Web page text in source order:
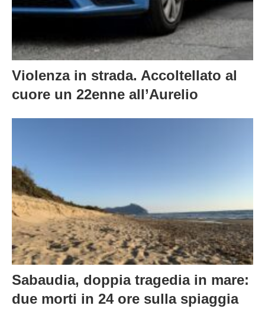
Violenza in strada. Accoltellato al
cuore un 22enne all’Aurelio
Sabaudia, doppia tragedia in mare:
due morti in 24 ore sulla spiaggia